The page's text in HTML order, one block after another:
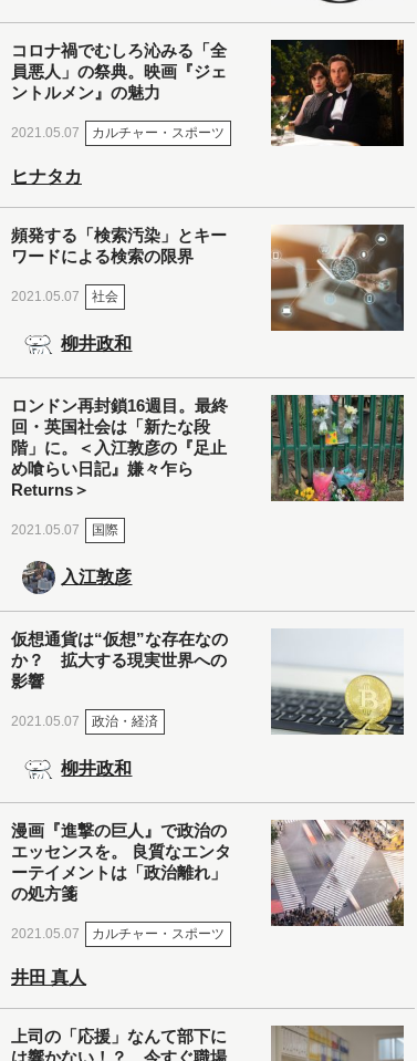
コロナ禍でむしろ沁みる「全
員悪人」の祭典。映画『ジェ
ントルメン』の魅力
2021.05.07 カルチャー・スポーツ
ヒナタカ
頻発する「検索汚染」とキー
ワードによる検索の限界
2021.05.07 社会
柳井政和
ロンドン再封鎖16週目。最終
回・英国社会は「新たな段
階」に。＜入江敦彦の『足止
め喰らい日記』嫌々乍ら
Returns＞
2021.05.07 国際
入江敦彦
仮想通貨は“仮想”な存在なの
か？ 拡大する現実世界への
影響
2021.05.07 政治・経済
柳井政和
漫画『進撃の巨人』で政治の
エッセンスを。 良質なエンタ
ーテイメントは「政治離れ」
の処方箋
2021.05.07 カルチャー・スポーツ
井田 真人
上司の「応援」なんて部下に
は響かない！？ 今すぐ職場